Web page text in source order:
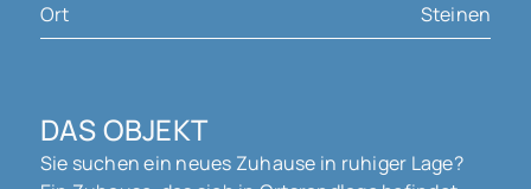
Ort
Steinen
DAS OBJEKT
Sie suchen ein neues Zuhause in ruhiger Lage?